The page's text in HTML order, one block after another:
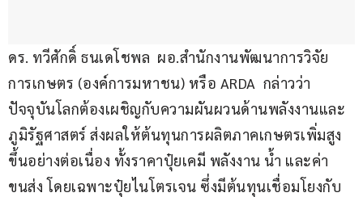
ดร. ทวีศักดิ์ ธนเดโชพล  ผอ.สำนักงานพัฒนาการวิจัย
การเกษตร (องค์การมหาชน) หรือ ARDA  กล่าวว่า
ปัจจุบันโลกต้องเผชิญกับความผันผวนด้านพลังงานและ
ภูมิรัฐศาสตร์ ส่งผลให้ต้นทุนการผลิตภาคเกษตรเพิ่มสูง
ขึ้นอย่างต่อเนื่อง ทั้งราคาปุ๋ยเคมี พลังงาน น้ำ และค่า
ขนส่ง โดยเฉพาะปุ๋ยไนโตรเจน ซึ่งมีต้นทุนเชื่อมโยงกับ